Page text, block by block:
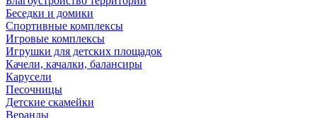
Беседки и домики
Спортивные комплексы
Игровые комплексы
Игрушки для детских площадок
Качели, качалки, балансиры
Карусели
Песочницы
Детские скамейки
Веранды